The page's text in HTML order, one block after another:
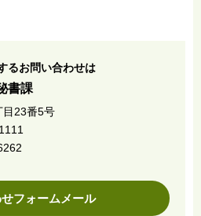
るお問い合わせは
書課
目23番5号
フォームメール